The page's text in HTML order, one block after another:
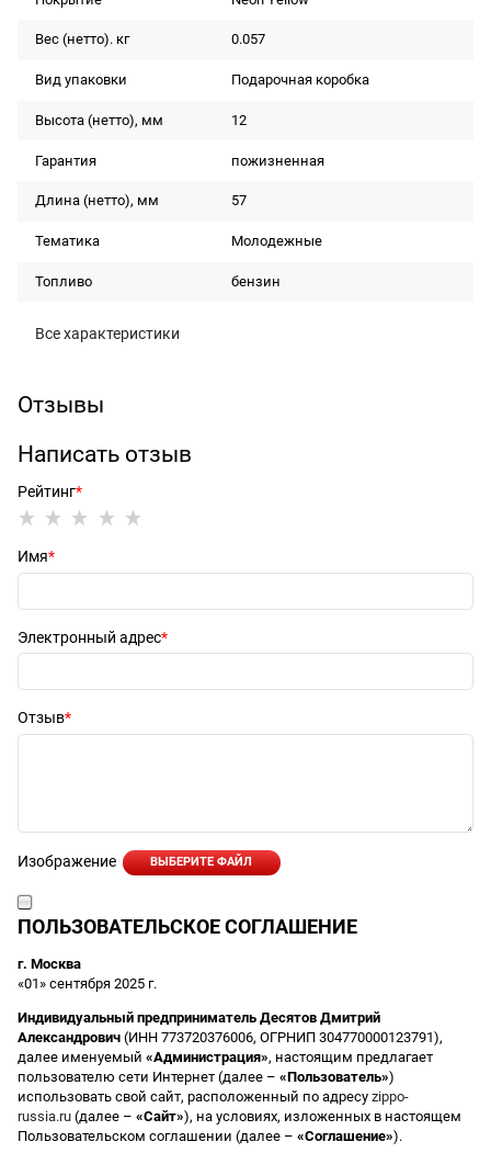
Вес (нетто). кг 0.057
Вид упаковки Подарочная коробка
Высота (нетто), мм 12
Гарантия пожизненная
Длина (нетто), мм 57
Тематика Молодежные
Топливо бензин
Все характеристики
Отзывы
Написать отзыв
Рейтинг
Имя
Электронный адрес
Отзыв
Изображение ВЫБЕРИТЕ ФАЙЛ
ПОЛЬЗОВАТЕЛЬСКОЕ СОГЛАШЕНИЕ
г. Москва
«01» сентября 2025 г.
Индивидуальный предприниматель Десятов Дмитрий
Александрович (ИНН 773720376006, ОГРНИП 304770000123791),
далее именуемый «Администрация», настоящим предлагает
пользователю сети Интернет (далее – «Пользователь»)
использовать свой сайт, расположенный по адресу zippo-
russia.ru (далее – «Сайт»), на условиях, изложенных в настоящем
Пользовательском соглашении (далее – «Соглашение»).